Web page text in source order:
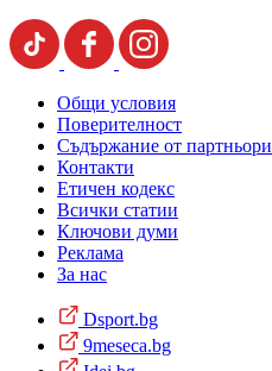
Общи условия
Поверителност
Съдържание от партньори
Контакти
Етичен кодекс
Всички статии
Ключови думи
Реклама
За нас
Dsport.bg
9meseca.bg